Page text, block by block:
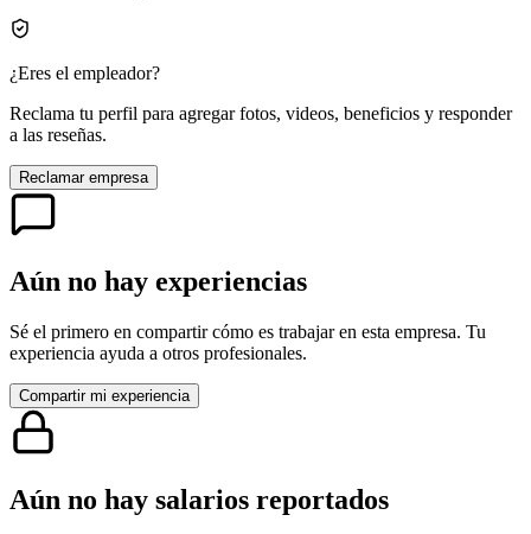
¿Eres el empleador?
Reclama tu perfil para agregar fotos, videos, beneficios y responder
a las reseñas.
Reclamar empresa
Aún no hay experiencias
Sé el primero en compartir cómo es trabajar en esta empresa. Tu
experiencia ayuda a otros profesionales.
Compartir mi experiencia
Aún no hay salarios reportados